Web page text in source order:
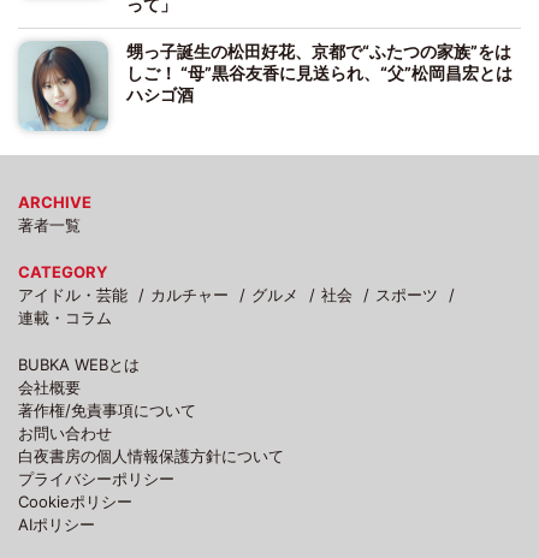
甥っ子誕生の松田好花、京都で“ふたつの家族”をは
しご！ “母”黒谷友香に見送られ、“父”松岡昌宏とは
ハシゴ酒
ARCHIVE
著者一覧
CATEGORY
アイドル・芸能
カルチャー グルメ 社会
スポーツ
連載・コラム
BUBKA WEBとは
会社概要
著作権/免責事項について
お問い合わせ
白夜書房の個人情報保護方針について
プライバシーポリシー
Cookieポリシー
AIポリシー